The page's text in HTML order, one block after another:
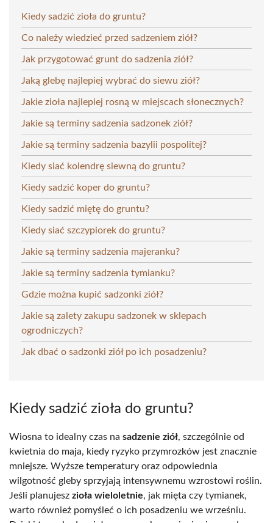
Kiedy sadzić zioła do gruntu?
Co należy wiedzieć przed sadzeniem ziół?
Jak przygotować grunt do sadzenia ziół?
Jaką glebę najlepiej wybrać do siewu ziół?
Jakie zioła najlepiej rosną w miejscach słonecznych?
Jakie są terminy sadzenia sadzonek ziół?
Jakie są terminy sadzenia bazylii pospolitej?
Kiedy siać kolendrę siewną do gruntu?
Kiedy sadzić koper do gruntu?
Kiedy sadzić miętę do gruntu?
Kiedy siać szczypiorek do gruntu?
Jakie są terminy sadzenia majeranku?
Jakie są terminy sadzenia tymianku?
Gdzie można kupić sadzonki ziół?
Jakie są zalety zakupu sadzonek w sklepach
ogrodniczych?
Jak dbać o sadzonki ziół po ich posadzeniu?
Kiedy sadzić zioła do gruntu?
Wiosna to idealny czas na sadzenie ziół, szczególnie od
kwietnia do maja, kiedy ryzyko przymrozków jest znacznie
mniejsze. Wyższe temperatury oraz odpowiednia
wilgotność gleby sprzyjają intensywnemu wzrostowi roślin.
Jeśli planujesz zioła wieloletnie, jak mięta czy tymianek,
warto również pomyśleć o ich posadzeniu we wrześniu.